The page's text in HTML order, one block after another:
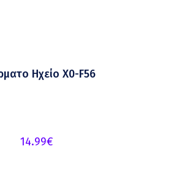
Ηχείο X0-F56
14.99€